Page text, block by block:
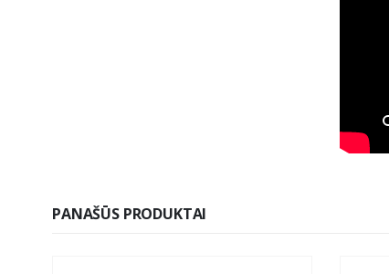
PANAŠŪS PRODUKTAI